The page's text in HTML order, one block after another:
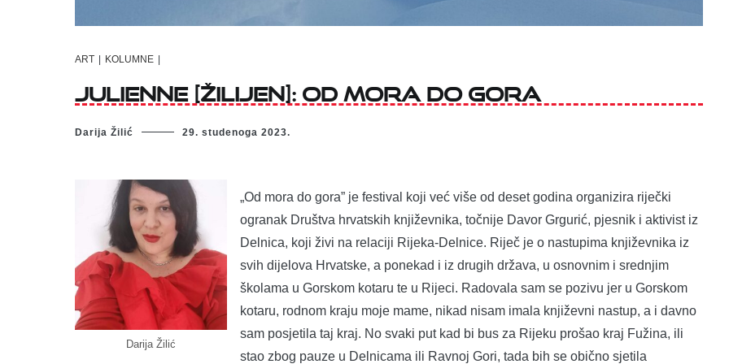
ART KOLUMNE
Julienne [Žilijen]: Od mora do gora
Darija Žilić 29. studenoga 2023.
Darija Žilić
„Od mora do gora” je festival koji već više od deset godina organizira riječki
ogranak Društva hrvatskih književnika, točnije Davor Grgurić, pjesnik i aktivist iz
Delnica, koji živi na relaciji Rijeka-Delnice. Riječ je o nastupima književnika iz
svih dijelova Hrvatske, a ponekad i iz drugih država, u osnovnim i srednjim
školama u Gorskom kotaru te u Rijeci. Radovala sam se pozivu jer u Gorskom
kotaru, rodnom kraju moje mame, nikad nisam imala književni nastup, a i davno
sam posjetila taj kraj. No svaki put kad bi bus za Rijeku prošao kraj Fužina, ili
stao zbog pauze u Delnicama ili Ravnoj Gori, tada bih se obično sjetila